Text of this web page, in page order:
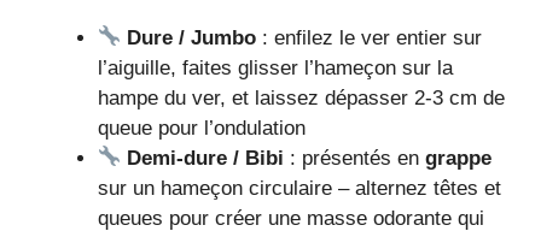
Dure / Jumbo : enfilez le ver entier sur
l’aiguille, faites glisser l’hameçon sur la
hampe du ver, et laissez dépasser 2-3 cm de
queue pour l’ondulation
Demi-dure / Bibi : présentés engrappe
sur un hameçon circulaire – alternez têtes et
queues pour créer une masse odorante qui